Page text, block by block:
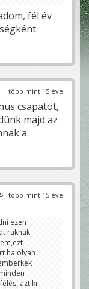
fél év
több mint 15 éve
csapatot,
majd az
a
több mint 15 éve
ezen
raknak
ha olyan
azt ki